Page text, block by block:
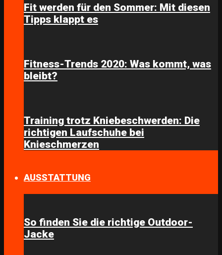
Fit werden für den Sommer: Mit diesen
Tipps klappt es
Fitness-Trends 2020: Was kommt, was
bleibt?
Training trotz Kniebeschwerden: Die
richtigen Laufschuhe bei
Knieschmerzen
AUSSTATTUNG
So finden Sie die richtige Outdoor-
Jacke